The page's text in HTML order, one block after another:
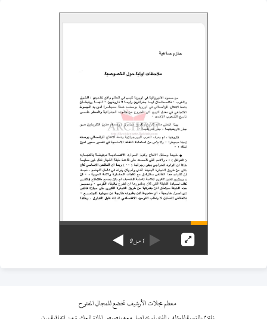
1من9
معظم مجلات الأرشيف تخضع للمجال المفتوح